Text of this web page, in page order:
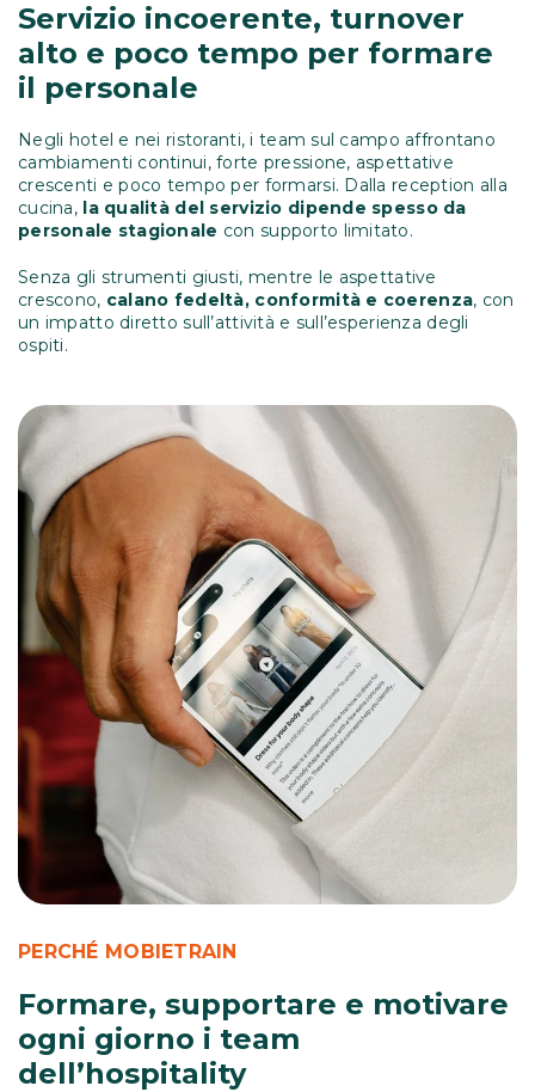
Servizio incoerente, turnover
alto e poco tempo per formare
il personale
Negli hotel e nei ristoranti, i team sul campo affrontano
cambiamenti continui, forte pressione, aspettative
crescenti e poco tempo per formarsi. Dalla reception alla
cucina, la qualità del servizio dipende spesso da
personale stagionale con supporto limitato.
Senza gli strumenti giusti, mentre le aspettative
crescono, calano fedeltà, conformità e coerenza, con
un impatto diretto sull’attività e sull’esperienza degli
ospiti.
PERCHÉ MOBIETRAIN
Formare, supportare e motivare
ogni giorno i team
dell’hospitality